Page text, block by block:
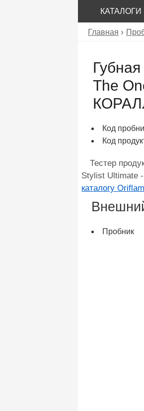
КАТАЛОГИ
Главная
The
Код
Код
Тестер
Stylist
каталогу
Пробник